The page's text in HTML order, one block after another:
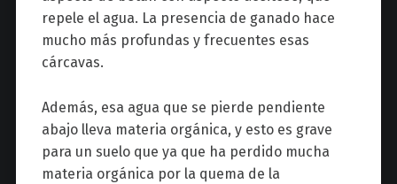
repele el agua. La presencia de ganado hace
mucho más profundas y frecuentes esas
cárcavas.
Además, esa agua que se pierde pendiente
abajo lleva materia orgánica, y esto es grave
para un suelo que ya que ha perdido mucha
materia orgánica por la quema de la